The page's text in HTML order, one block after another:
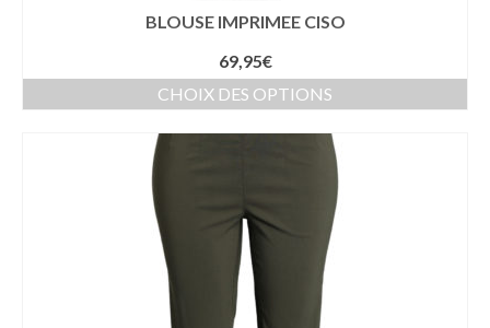
BLOUSE IMPRIMEE CISO
69,95€
CHOIX DES OPTIONS